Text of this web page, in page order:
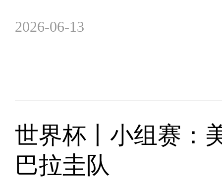
2026-06-13
世界杯丨小组赛：
巴拉圭队